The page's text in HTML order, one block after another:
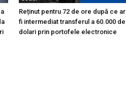
Reținut pentru 72 de ore după ce ar
fi intermediat transferul a 60.000 de
dolari prin portofele electronice